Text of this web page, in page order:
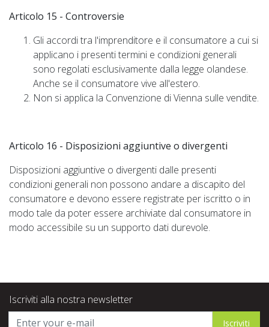
Articolo 15 - Controversie
Gli accordi tra l'imprenditore e il consumatore a cui si
applicano i presenti termini e condizioni generali
sono regolati esclusivamente dalla legge olandese.
Anche se il consumatore vive all'estero.
Non si applica la Convenzione di Vienna sulle vendite.
Articolo 16 - Disposizioni aggiuntive o divergenti
Disposizioni aggiuntive o divergenti dalle presenti
condizioni generali non possono andare a discapito del
consumatore e devono essere registrate per iscritto o in
modo tale da poter essere archiviate dal consumatore in
modo accessibile su un supporto dati durevole.
Iscriviti alla nostra newsletter
Iscriviti